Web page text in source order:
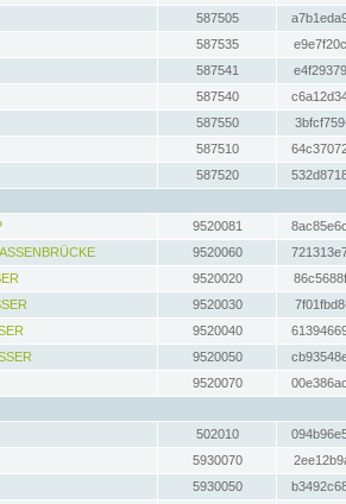
587505
587535
587541
587540
587550
587510
587520
9520081
9520060
9520020
9520030
9520040
9520050
9520070
502010
5930070
5930050